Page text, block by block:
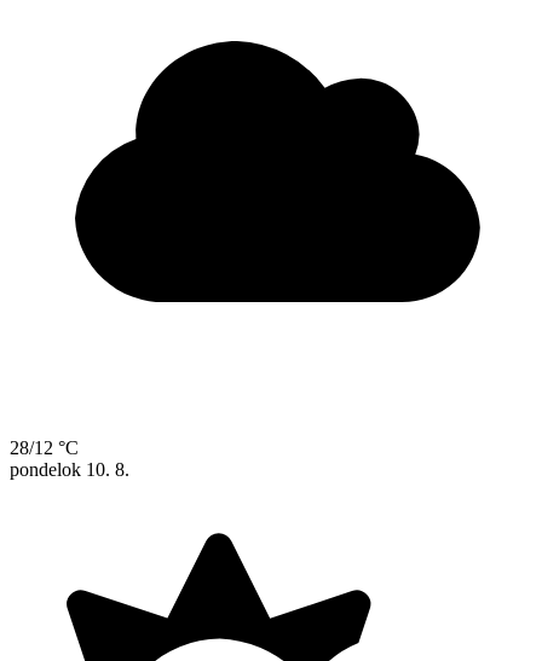
28/12 °C
pondelok 10. 8.